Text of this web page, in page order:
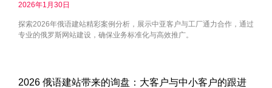
2026年1月30日
探索2026年俄语建站精彩案例分析，展示中亚客户与工厂通力合作，通过
专业的俄罗斯网站建设，确保业务标准化与高效推广。
2026 俄语建站带来的询盘：大客户与中小客户的跟进